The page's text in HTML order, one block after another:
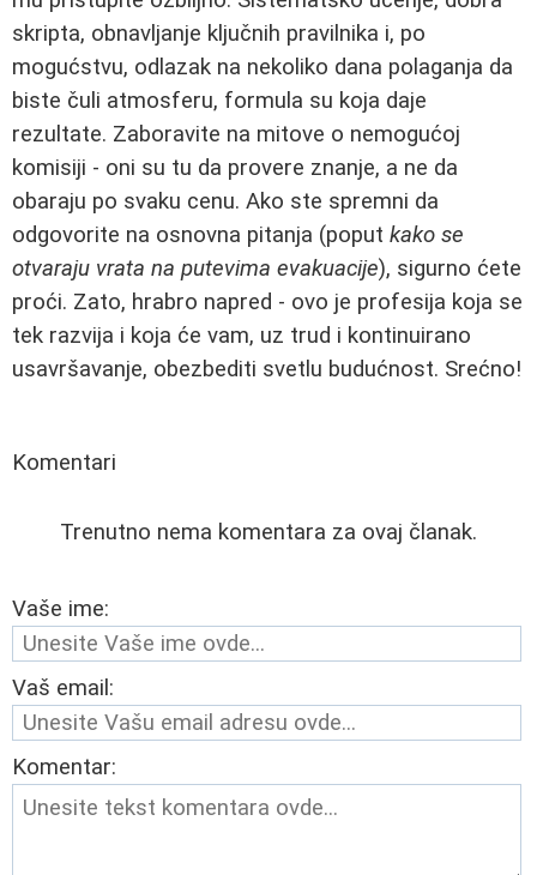
skripta, obnavljanje ključnih pravilnika i, po
mogućstvu, odlazak na nekoliko dana polaganja da
biste čuli atmosferu, formula su koja daje
rezultate. Zaboravite na mitove o nemogućoj
komisiji - oni su tu da provere znanje, a ne da
obaraju po svaku cenu. Ako ste spremni da
odgovorite na osnovna pitanja (poput kako se
otvaraju vrata na putevima evakuacije), sigurno ćete
proći. Zato, hrabro napred - ovo je profesija koja se
tek razvija i koja će vam, uz trud i kontinuirano
usavršavanje, obezbediti svetlu budućnost. Srećno!
Komentari
Trenutno nema komentara za ovaj članak.
Vaše ime:
Vaš email:
Komentar: